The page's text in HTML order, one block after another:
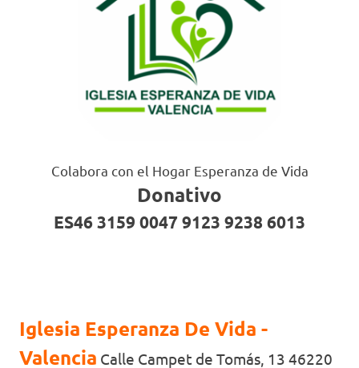
Colabora con el Hogar Esperanza de Vida
Donativo
ES46 3159 0047 9123 9238 6013
Iglesia Esperanza De Vida -
Valencia Calle Campet de Tomás, 13 46220